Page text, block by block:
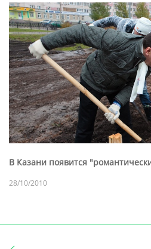
В Казани появится
28/10/2010